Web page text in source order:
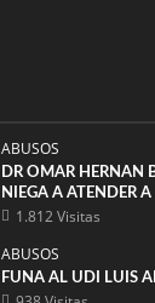
ABUSOS
DR OMAR HERNAN
NIEGA A ATENDER A
1.812 Visitas
ABUSOS
FUNA AL UDI LUIS